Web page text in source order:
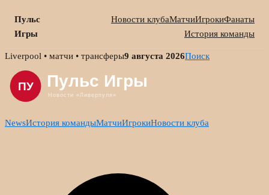
Пульс
Игры
Новости клубаМатчиИгрокиФанаты
История команды
Skip
content
Liverpool • матчи • трансферы9 августа 2026Поиск
NewsИстория командыМатчиИгрокиНовости клуба